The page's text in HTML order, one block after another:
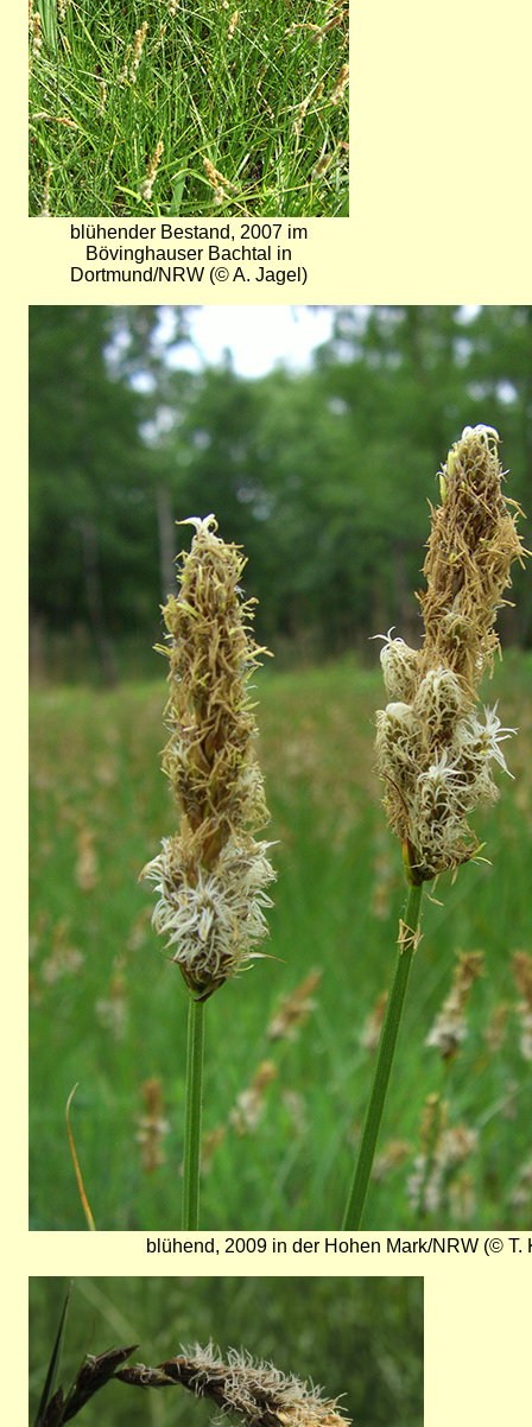
blühender Bestand, 2007 im
Bövinghauser Bachtal in
Dortmund/NRW (© A. Jagel)
blühend, 2009 in der Hohen Mark/NRW (© T.